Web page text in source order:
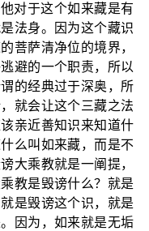
对于这个如来藏是有
法身。因为这个藏识
菩萨清净位的境界，
避的一个职责，所以
的经典过于深奥，所
就会让这个三藏之法
亲近善知识来知道什
么叫如来藏，而是不
大乘教就是一阐提，
教是毁谤什么？就是
是毁谤这个识，就是
因为，如来就是无垢